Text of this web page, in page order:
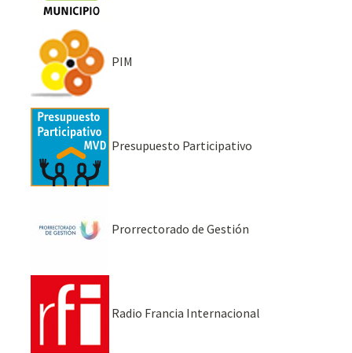
PIM
Presupuesto Participativo
Prorrectorado de Gestión
Radio Francia Internacional